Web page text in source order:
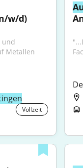
w/d)
und
Metallen
Vollzeit